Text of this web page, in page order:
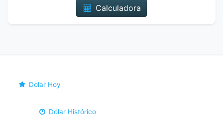
Calculadora
Dolar Hoy
Dólar Histórico